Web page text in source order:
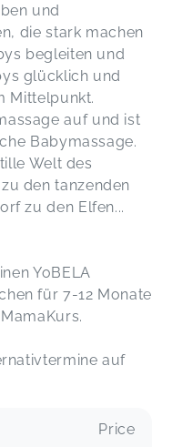
und
die stark machen
begleiten und
glücklich und
Mittelpunkt.
auf und ist
Babymassage.
Welt des
den tanzenden
zu den Elfen...
YoBELA
für 7-12 Monate
auf
Price